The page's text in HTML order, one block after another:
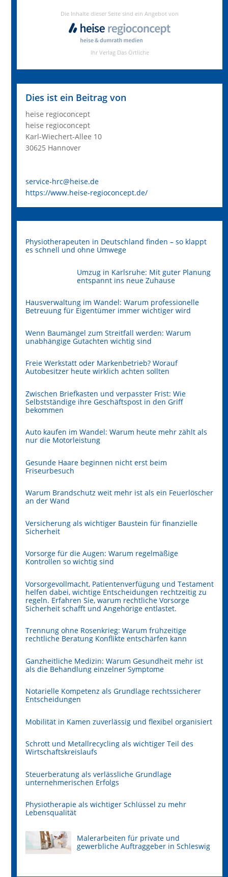
Dies ist ein Beitrag von
heise regioconcept
heise regioconcept
Karl-Wiechert-Allee 10
30625 Hannover
service-hrc@heise.de
https://www.heise-regioconcept.de/
Physiotherapeuten in Deutschland finden – so klappt
es schnell und ohne Umwege
Umzug in Karlsruhe: Mit guter Planung
entspannt ins neue Zuhause
Hausverwaltung im Wandel: Warum professionelle
Betreuung für Eigentümer immer wichtiger wird
Wenn Baumängel zum Streitfall werden: Warum
unabhängige Gutachten wichtig sind
Freie Werkstatt oder Markenbetrieb? Worauf
Autobesitzer heute wirklich achten sollten
Zwischen Briefkasten und verpasster Frist: Wie
Selbstständige ihre Geschäftspost in den Griff
bekommen
Auto kaufen im Wandel: Warum heute mehr zählt als
nur die Motorleistung
Gesunde Haare beginnen nicht erst beim
Friseurbesuch
Warum Brandschutz weit mehr ist als ein Feuerlöscher
an der Wand
Versicherung als wichtiger Baustein für finanzielle
Sicherheit
Vorsorge für die Augen: Warum regelmäßige
Kontrollen so wichtig sind
Vorsorgevollmacht, Patientenverfügung und Testament
helfen dabei, wichtige Entscheidungen rechtzeitig zu
regeln. Erfahren Sie, warum rechtliche Vorsorge
Sicherheit schafft und Angehörige entlastet.
Trennung ohne Rosenkrieg: Warum frühzeitige
rechtliche Beratung Konflikte entschärfen kann
Ganzheitliche Medizin: Warum Gesundheit mehr ist
als die Behandlung einzelner Symptome
Notarielle Kompetenz als Grundlage rechtssicherer
Entscheidungen
Mobilität in Kamen zuverlässig und flexibel organisiert
Schrott und Metallrecycling als wichtiger Teil des
Wirtschaftskreislaufs
Steuerberatung als verlässliche Grundlage
unternehmerischen Erfolgs
Physiotherapie als wichtiger Schlüssel zu mehr
Lebensqualität
Malerarbeiten für private und
gewerbliche Auftraggeber in Schleswig